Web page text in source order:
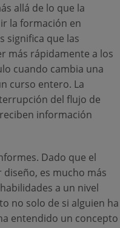
allá de lo que la
la formación en
significa que las
más rápidamente a los
cuando cambia una
curso entero. La
del flujo de
información
Dado que el
es mucho más
a un nivel
no solo de si alguien ha
entendido un concepto